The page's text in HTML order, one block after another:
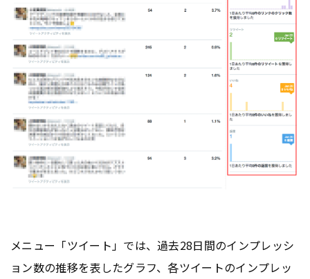
メニュー「ツイート」では、過去28日間のインプレッシ
ョン数の推移を表したグラフ、各ツイートのインプレッ